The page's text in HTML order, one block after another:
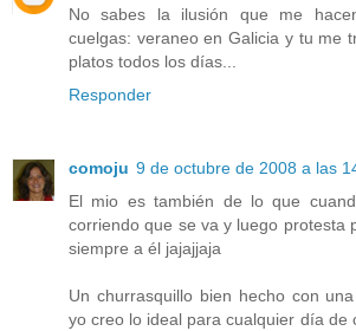
No sabes la ilusión que me
cuelgas: veraneo en Galicia y tu me
platos todos los días...
Responder
comoju 9 de octubre de 2008 a las
El mio es también de lo que
corriendo que se va y luego protesta
siempre a él jajajjaja
Un churrasquillo bien hecho con
yo creo lo ideal para cualquier día de